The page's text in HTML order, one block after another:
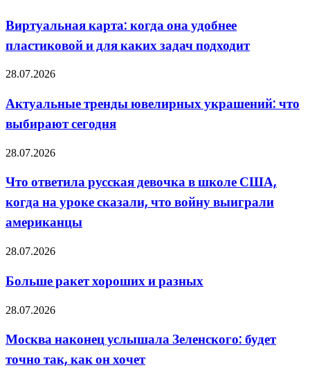
когда
она
удобнее
и
задач
подходит
Виртуальная карта: когда она удобнее
пластиковой и для каких задач подходит
Актуальные
ювелирных
украшений:
что
сегодня
28.07.2026
Актуальные тренды ювелирных украшений: что
выбирают сегодня
Что
русская
девочка
в
США,
на
сказали,
что
выиграли
28.07.2026
Что ответила русская девочка в школе США,
когда на уроке сказали, что войну выиграли
американцы
Больше
хороших
и
28.07.2026
Больше ракет хороших и разных
Москва
услышала
Зеленского:
будет
28.07.2026
Москва наконец услышала Зеленского: будет
точно так, как он хочет